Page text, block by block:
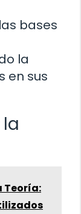
bases
la
en sus
Teoría: